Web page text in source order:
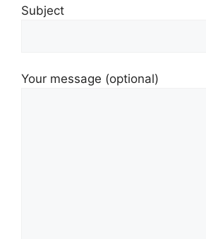
Subject
Your message (optional)